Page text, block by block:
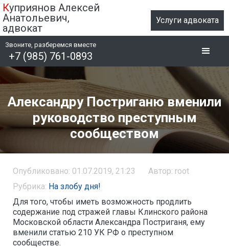
Куприянов Алексей
Анатольевич,
адвокат
Услуги адвоката
Звоните, разберемся вместе
+7 (985) 761-0893
Александру Постриганю вменили
руководство преступным
сообществом
Опубликовано: 01.07.2019, 21:23
Автор: root
Рубрика: На злобу дня!
Для того, чтобы иметь возможность продлить
содержание под стражей главы Клинского района
Московской области Александра Постриганя, ему
вменили статью 210 УК РФ о преступном
сообществе.